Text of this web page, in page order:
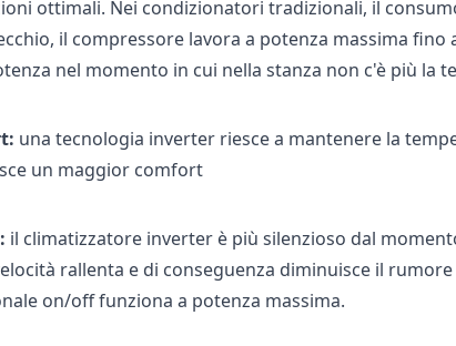
ottimali. Nei condizionatori tradizionali, il
il compressore lavora a potenza massima
nel momento in cui nella stanza non c'è più la
una tecnologia inverter riesce a mantenere la
un maggior comfort
il climatizzatore inverter è più silenzioso dal
rallenta e di conseguenza diminuisce il
on/off funziona a potenza massima.